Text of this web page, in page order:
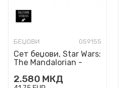
БЕЏОВИ 059155
Сет беџови, Star Wars:
The Mandalorian -
2.580 МКД